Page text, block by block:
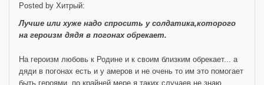
Posted by Хитрый:
Лучше или хуже надо спросить у солдатика,которого
на героизм дядя в погонах обрекает.
На героизм любовь к Родине и к своим близким обрекает... а
дяди в погонах есть и у амеров и не очень то им это помогает
быть героями, по крайней мере я таких случаев не знаю